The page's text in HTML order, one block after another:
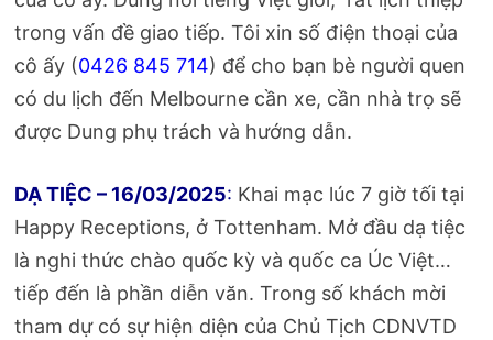
trong vấn đề giao tiếp. Tôi xin số điện thoại của
cô ấy (0426 845 714) để cho bạn bè người quen
có du lịch đến Melbourne cần xe, cần nhà trọ sẽ
được Dung phụ trách và hướng dẫn.
DẠ TIỆC – 16/03/2025: Khai mạc lúc 7 giờ tối tại
Happy Receptions, ở Tottenham. Mở đầu dạ tiệc
là nghi thức chào quốc kỳ và quốc ca Úc Việt…
tiếp đến là phần diễn văn. Trong số khách mời
tham dự có sự hiện diện của Chủ Tịch CDNVTD